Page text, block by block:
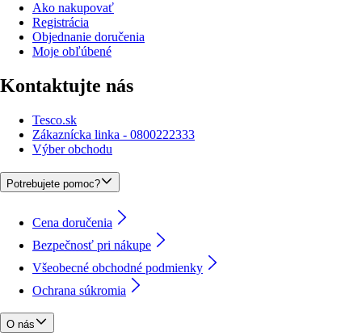
Ako nakupovať
Registrácia
Objednanie doručenia
Moje obľúbené
Kontaktujte nás
Tesco.sk
Zákaznícka linka - 0800222333
Výber obchodu
Potrebujete pomoc?
Cena doručenia
Bezpečnosť pri nákupe
Všeobecné obchodné podmienky
Ochrana súkromia
O nás